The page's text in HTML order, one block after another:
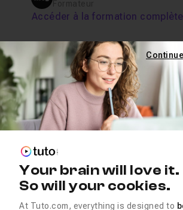
Accéder à la formation complète